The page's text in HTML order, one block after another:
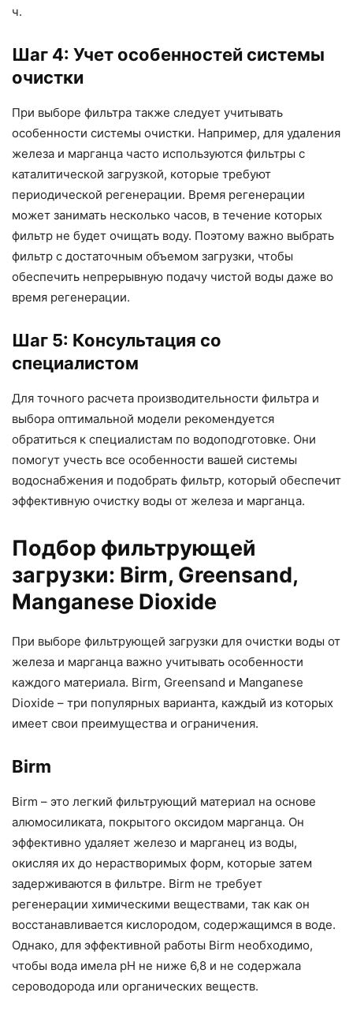
ч.
Шаг 4: Учет особенностей системы
очистки
При выборе фильтра также следует учитывать
особенности системы очистки. Например, для удаления
железа и марганца часто используются фильтры с
каталитической загрузкой, которые требуют
периодической регенерации. Время регенерации
может занимать несколько часов, в течение которых
фильтр не будет очищать воду. Поэтому важно выбрать
фильтр с достаточным объемом загрузки, чтобы
обеспечить непрерывную подачу чистой воды даже во
время регенерации.
Шаг 5: Консультация со
специалистом
Для точного расчета производительности фильтра и
выбора оптимальной модели рекомендуется
обратиться к специалистам по водоподготовке. Они
помогут учесть все особенности вашей системы
водоснабжения и подобрать фильтр, который обеспечит
эффективную очистку воды от железа и марганца.
Подбор фильтрующей
загрузки: Birm, Greensand,
Manganese Dioxide
При выборе фильтрующей загрузки для очистки воды от
железа и марганца важно учитывать особенности
каждого материала. Birm, Greensand и Manganese
Dioxide – три популярных варианта, каждый из которых
имеет свои преимущества и ограничения.
Birm
Birm – это легкий фильтрующий материал на основе
алюмосиликата, покрытого оксидом марганца. Он
эффективно удаляет железо и марганец из воды,
окисляя их до нерастворимых форм, которые затем
задерживаются в фильтре. Birm не требует
регенерации химическими веществами, так как он
восстанавливается кислородом, содержащимся в воде.
Однако, для эффективной работы Birm необходимо,
чтобы вода имела pH не ниже 6,8 и не содержала
сероводорода или органических веществ.